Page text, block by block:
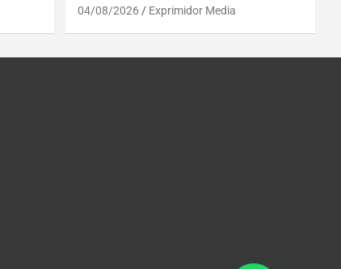
04/08/2026 Exprimidor Media